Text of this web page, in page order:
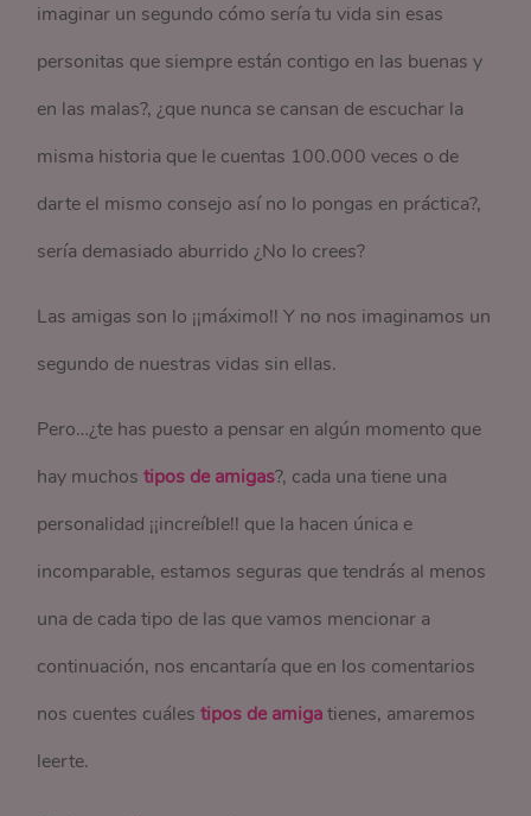
imaginar un segundo cómo sería tu vida sin esas
personitas que siempre están contigo en las buenas y
en las malas?, ¿que nunca se cansan de escuchar la
misma historia que le cuentas 100.000 veces o de
darte el mismo consejo así no lo pongas en práctica?,
sería demasiado aburrido ¿No lo crees?
Las amigas son lo ¡¡máximo!! Y no nos imaginamos un
segundo de nuestras vidas sin ellas.
Pero…¿te has puesto a pensar en algún momento que
hay muchostipos de amigas?, cada una tiene una
personalidad ¡¡increíble!! que la hacen única e
incomparable, estamos seguras que tendrás al menos
una de cada tipo de las que vamos mencionar a
continuación, nos encantaría que en los comentarios
nos cuentes cuálestipos de amigatienes, amaremos
leerte.